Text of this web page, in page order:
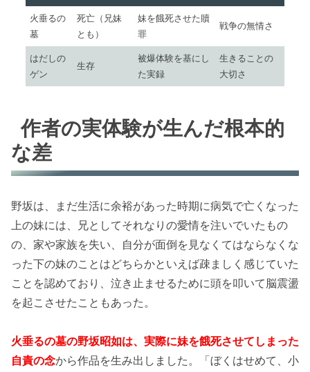
火垂るの
墓
死亡（兄妹
とも）
妹を餓死させた贖
罪
戦争の無情さ
はだしの
ゲン
生存
被爆体験を基にし
た実録
生きることの
大切さ
作者の実体験が生んだ根本的
な差
野坂は、まだ生活に余裕があった時期に病気で亡くなった
上の妹には、兄としてそれなりの愛情を注いでいたもの
の、家や家族を失い、自分が面倒を見なくてはならなくな
った下の妹のことはどちらかといえば疎ましく感じていた
ことを認めており、泣き止ませるために頭を叩いて脳震盪
を起こさせたこともあった。
火垂るの墓の野坂昭如は、実際に妹を餓死させてしまった
自責の念から作品を生み出しました。「ぼくはせめて、小